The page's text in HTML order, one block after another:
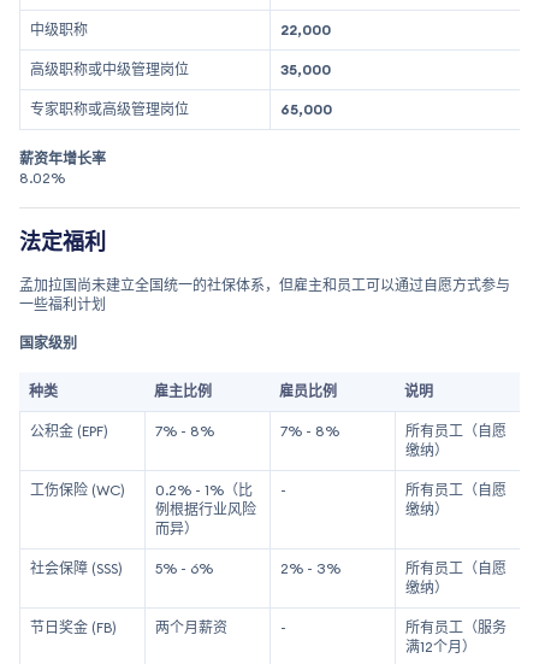
中级职称 22,000
高级职称或中级管理岗位 35,000
专家职称或高级管理岗位 65,000
薪资年增长率
8.02%
法定福利
孟加拉国尚未建立全国统一的社保体系，但雇主和员工可以通过自愿方式参与
一些福利计划
国家级别
种类 雇主比例 雇员比例 说明
公积金 (EPF) 7% - 8% 7% - 8%
所有员工（自愿
缴纳）
工伤保险 (WC)
0.2% - 1%（比
例根据行业风险
而异）
-
所有员工（自愿
缴纳）
社会保障 (SSS) 5% - 6% 2% - 3%
所有员工（自愿
缴纳）
节日奖金 (FB) 两个月薪资 -
所有员工（服务
满12个月）